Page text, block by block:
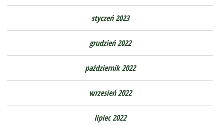
styczeń 2023
grudzień 2022
październik 2022
wrzesień 2022
lipiec 2022